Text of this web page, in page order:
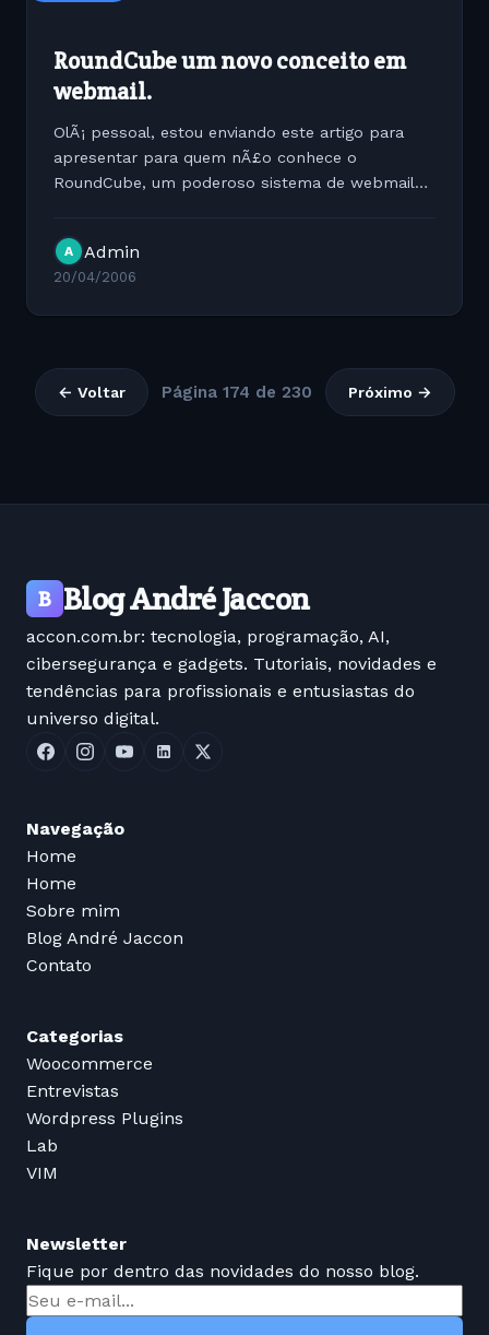
RoundCube um novo conceito em
webmail.
OlÃ¡ pessoal, estou enviando este artigo para
apresentar para quem nÃ£o conhece o
RoundCube, um poderoso sistema de webmail
http://www.roundcube.net
A Admin
20/04/2006
← Voltar Página 174 de 230 Próximo →
B Blog André Jaccon
accon.com.br: tecnologia, programação, AI,
cibersegurança e gadgets. Tutoriais, novidades e
tendências para profissionais e entusiastas do
universo digital.
Navegação
Home
Home
Sobre mim
Blog André Jaccon
Contato
Categorias
Woocommerce
Entrevistas
Wordpress Plugins
Lab
VIM
Newsletter
Fique por dentro das novidades do nosso blog.